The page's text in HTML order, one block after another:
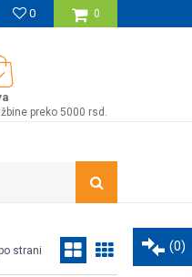
PORUDŽBINE! 0
0
preko 5000 rsd.
(0)
po strani